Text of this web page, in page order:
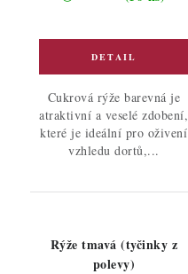
Cukrová rýže barevná je
atraktivní a veselé zdobení,
které je ideální pro oživení
vzhledu dortů,...
Rýže tmavá (tyčinky z
polevy)